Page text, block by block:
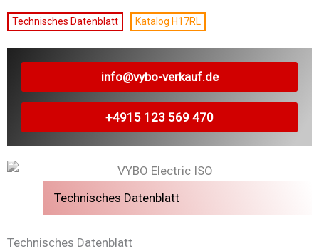
Technisches Datenblatt Katalog H17RL
info@vybo-verkauf.de
+4915 123 569 470
Technisches Datenblatt
Technisches Datenblatt